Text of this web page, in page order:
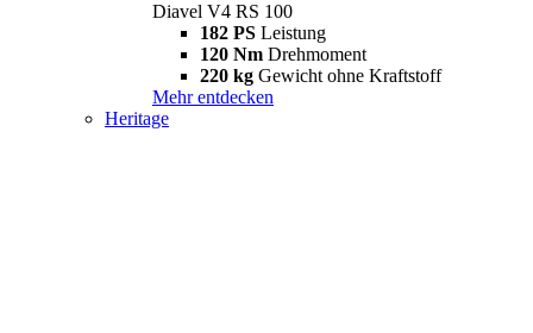
Diavel V4 RS 100
182 PS Leistung
120 Nm Drehmoment
220 kg Gewicht ohne Kraftstoff
Mehr entdecken
Heritage